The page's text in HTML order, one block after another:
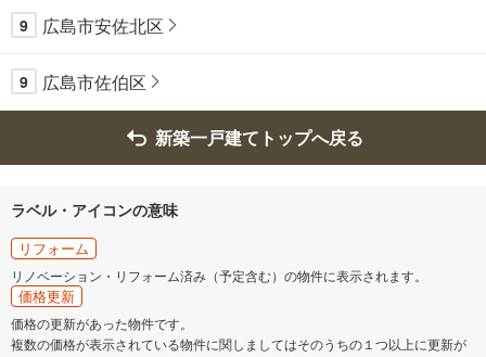
9 広島市安佐北区
9 広島市佐伯区
新築一戸建てトップへ戻る
ラベル・アイコンの意味
リフォーム
リノベーション・リフォーム済み（予定含む）の物件に表示されます。
価格更新
価格の更新があった物件です。
複数の価格が表示されている物件に関しましてはそのうちの１つ以上に更新が